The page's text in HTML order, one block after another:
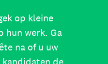
op kleine
hun werk. Ga
na of u uw